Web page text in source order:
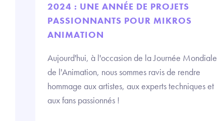
2024 : UNE ANNÉE DE PROJETS
PASSIONNANTS POUR MIKROS
ANIMATION
Aujourd'hui, à l'occasion de la Journée Mondiale
de l'Animation, nous sommes ravis de rendre
hommage aux artistes, aux experts techniques et
aux fans passionnés !